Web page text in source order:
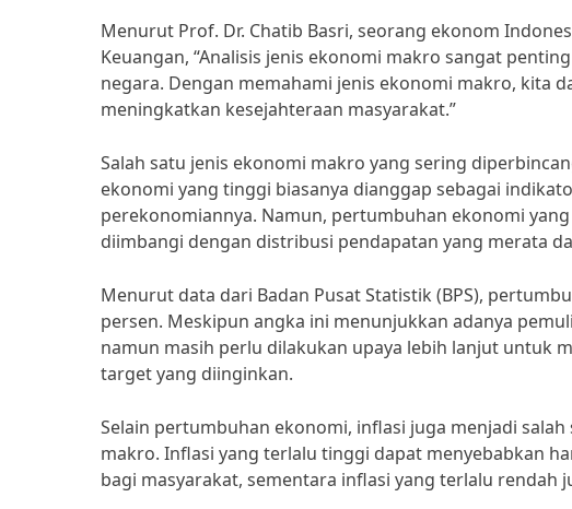
Menurut Prof. Dr. Chatib Basri, seorang ekonom
Keuangan, “Analisis jenis ekonomi makro sangat
negara. Dengan memahami jenis ekonomi makro, kita
meningkatkan kesejahteraan masyarakat.”
Salah satu jenis ekonomi makro yang sering
ekonomi yang tinggi biasanya dianggap sebagai
perekonomiannya. Namun, pertumbuhan ekonomi
diimbangi dengan distribusi pendapatan yang merata
Menurut data dari Badan Pusat Statistik (BPS),
persen. Meskipun angka ini menunjukkan adanya
namun masih perlu dilakukan upaya lebih lanjut untuk
target yang diinginkan.
Selain pertumbuhan ekonomi, inflasi juga menjadi
makro. Inflasi yang terlalu tinggi dapat menyebabkan
bagi masyarakat, sementara inflasi yang terlalu